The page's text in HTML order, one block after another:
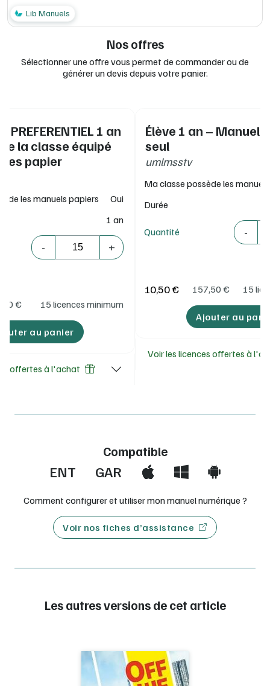
Lib Manuels
Nos offres
Sélectionner une offre vous permet de commander ou de
générer un devis depuis votre panier.
PREFERENTIEL 1 an
la classe équipé
papier
les manuels papiers
Oui
1 an
-
Quantité
+
€ 15 licences minimum
au panier
offertes à l'achat
Élève 1 an – Manuel
seul
umlmsstv
Ma classe possède les
Durée
Quantité -
Quantité
10,50 € 157,50 € 15
Ajouter au
Voir les licences offertes à
Compatible
ENT GAR
Comment configurer et utiliser mon manuel numérique ?
Voir nos fiches d’assistance
Les autres versions de cet article